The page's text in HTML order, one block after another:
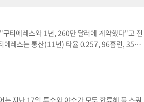
온 이후 가장 컨디션이 좋다"고 말했다. 데이브
되고 싶다. 몸 상태가 좋아서 자신있다"고 말했
처럼 자신감을 갖고 편하게 던지는 느낌"이라
문제가 없다. 선수들도 경기를 향상시키는데 도
티에레스와 1년, 260만 달러에 계약했다"고 전
레스는 통산(11년) 타율 0.257, 96홈런, 353타